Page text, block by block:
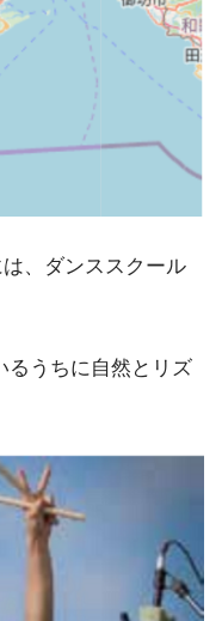
は、ダンススクール
るうちに自然とリズ